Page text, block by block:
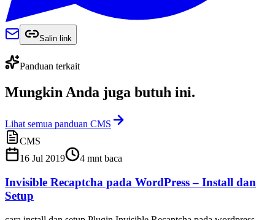
Salin link
Panduan terkait
Mungkin Anda juga butuh ini.
Lihat semua panduan CMS
CMS
16 Jul 2019
4 mnt baca
Invisible Recaptcha pada WordPress – Install dan
Setup